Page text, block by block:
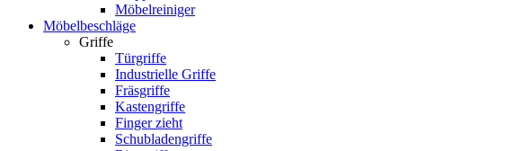
Möbelreiniger
Möbelbeschläge
Griffe
Türgriffe
Industrielle Griffe
Fräsgriffe
Kastengriffe
Finger zieht
Schubladengriffe